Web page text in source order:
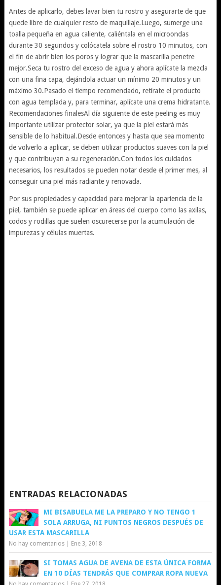
Antes de aplicarlo, debes lavar bien tu rostro y asegurarte de que
quede libre de cualquier resto de maquillaje.Luego, sumerge una
toalla pequeña en agua caliente, caliéntala en el microondas
durante 30 segundos y colócatela sobre el rostro 10 minutos, con
el fin de abrir bien los poros y lograr que la mascarilla penetre
mejor.Seca tu rostro del exceso de agua y ahora aplícate la mezcla
con una fina capa, dejándola actuar un mínimo 20 minutos y un
máximo 30.Pasado el tiempo recomendado, retírate el producto
con agua templada y, para terminar, aplícate una crema hidratante.
Recomendaciones finalesAl día siguiente de este peeling es muy
importante utilizar protector solar, ya que la piel estará más
sensible de lo habitual.Desde entonces y hasta que sea momento
de volverlo a aplicar, se deben utilizar productos suaves con la piel
y que contribuyan a su regeneración.Con todos los cuidados
necesarios, los resultados se pueden notar desde el primer mes, al
conseguir una piel más radiante y renovada.
Por sus propiedades y capacidad para mejorar la apariencia de la
piel, también se puede aplicar en áreas del cuerpo como las axilas,
codos y rodillas que suelen oscurecerse por la acumulación de
impurezas y células muertas.
ENTRADAS RELACIONADAS
MI BISABUELA ME LA PREPARO Y NO TENGO 1
SOLA ARRUGA, NI PUNTOS NEGROS DESPUÉS DE
USAR ESTA MASCARILLA
No hay comentarios| Ene 3, 2018
SI TOMAS AGUA DE AVENA DE ESTA ÚNICA FORMA
EN 10 DÍAS TENDRÁS QUE COMPRAR ROPA NUEVA